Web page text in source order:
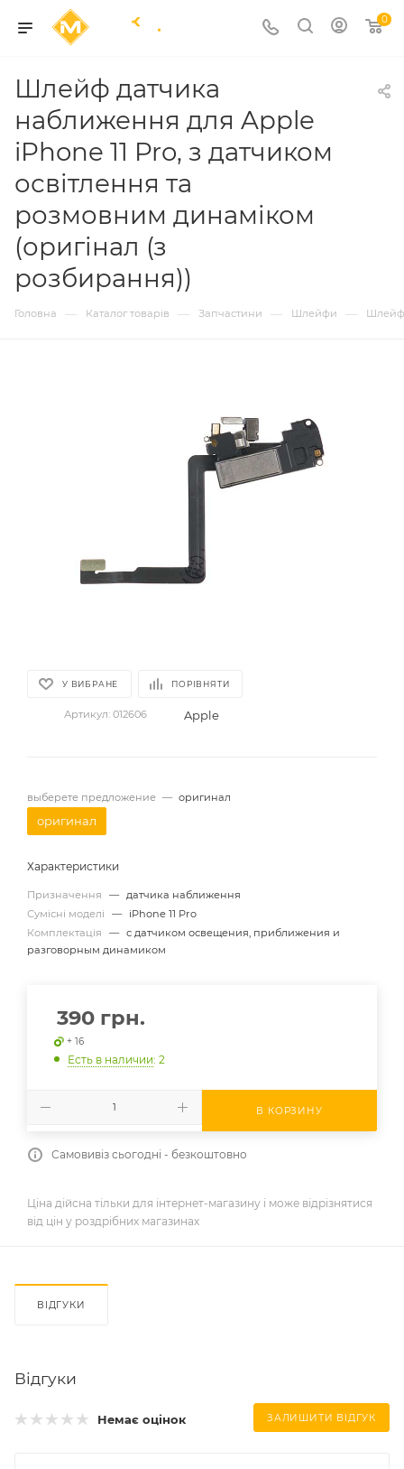
0
Шлейф датчика
наближення для Apple
iPhone 11 Pro, з датчиком
освітлення та
розмовним динаміком
(оригінал (з
розбирання))
Головна — Каталог товарів — Запчастини — Шлейфи — Шлейф
У ВИБРАНЕ ПОРІВНЯТИ
Артикул: 012606 Apple
выберете предложение — оригинал
оригинал
Характеристики
Призначення —
датчика наближення
Сумісні моделі
—
iPhone 11 Pro
Комплектація
— с датчиком освещения, приближения и
разговорным динамиком
390 грн.
+ 16
Есть в наличии: 2
В КОРЗИНУ
Самовивіз сьогодні - безкоштовно
Ціна дійсна тільки для інтернет-магазину і може відрізнятися
від цін у роздрібних магазинах
ВІДГУКИ
Відгуки
Немає оцінок ЗАЛИШИТИ ВІДГУК